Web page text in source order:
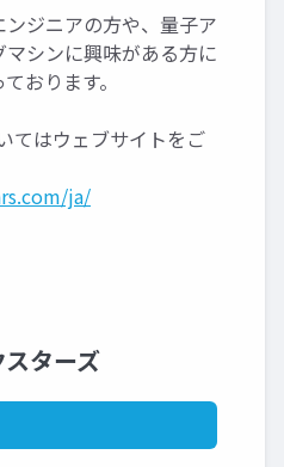
ジニアの方や、量子ア
シンに興味がある方に
おります。
てはウェブサイトをご
ja/
ターズ